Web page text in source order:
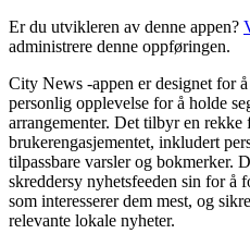
Er du utvikleren av denne appen?
administrere denne oppføringen.
City News -appen er designet for
personlig opplevelse for å holde
arrangementer. Det tilbyr en
brukerengasjementet, inkludert
tilpassbare varsler og bokmerker.
skreddersy nyhetsfeeden sin for å
som interesserer dem mest, og
relevante lokale nyheter.